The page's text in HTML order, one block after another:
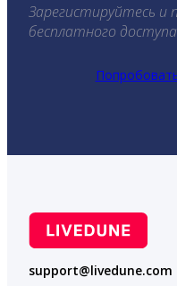
Зарегистируйтесь и
бесплатного
support@livedune.com